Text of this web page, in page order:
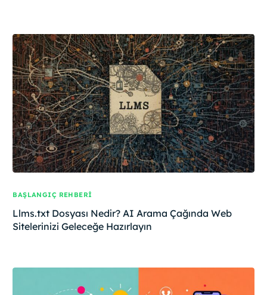
BAŞLANGIÇ REHBERI
Llms.txt Dosyası Nedir? AI Arama Çağında Web
Sitelerinizi Geleceğe Hazırlayın